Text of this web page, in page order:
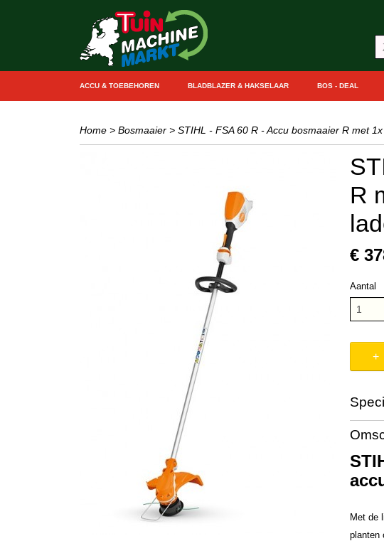
ACCU & TOEBEHOREN BLADBLAZER & HAKSELAAR BOS - DEAL
Home > Bosmaaier > STIHL - FSA 60 R - Accu bosmaaier R met
R
€
Aantal
Met de
planten